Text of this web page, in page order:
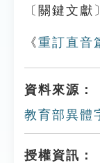
〔關鍵文獻〕
《重訂直音
資料來源：
教育部異體
授權資訊：